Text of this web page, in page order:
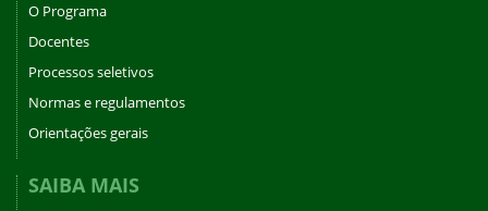
O Programa
Docentes
Processos seletivos
Normas e regulamentos
Orientações gerais
SAIBA MAIS